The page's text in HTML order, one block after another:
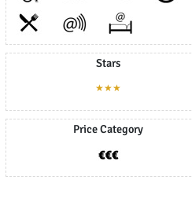
Stars
★★★
Price Category